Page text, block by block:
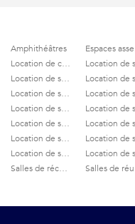
Amphithéâtres
Location de cinémas
Location de salles Paris 13ème
Location de salles Paris 17ème
Location de salles Paris 20ème
Location de salles Paris 5ème
Location de salles Paris 9ème
Location de salles Quartier des Champs Elysées
Salles de réception